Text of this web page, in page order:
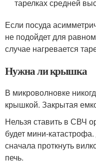
тарелках средней
Если посуда
не подойдет для
случае нагревается
Нужна ли крышка
В микроволновке
крышкой. Закрытая
Нельзя ставить в СВЧ
будет мини-
сначала проткнуть
печь.